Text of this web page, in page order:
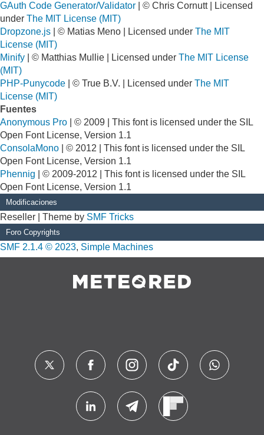
GAuth Code Generator/Validator | © Chris Cornutt | Licensed
under The MIT License (MIT)
Dropzone.js | © Matias Meno | Licensed under The MIT
License (MIT)
Minify | © Matthias Mullie | Licensed under The MIT License
(MIT)
PHP-Punycode | © True B.V. | Licensed under The MIT
License (MIT)
Fuentes
Anonymous Pro | © 2009 | This font is licensed under the SIL
Open Font License, Version 1.1
ConsolaMono | © 2012 | This font is licensed under the SIL
Open Font License, Version 1.1
Phennig | © 2009-2012 | This font is licensed under the SIL
Open Font License, Version 1.1
Modificaciones
Reseller | Theme by SMF Tricks
Foro Copyrights
SMF 2.1.4 © 2023, Simple Machines